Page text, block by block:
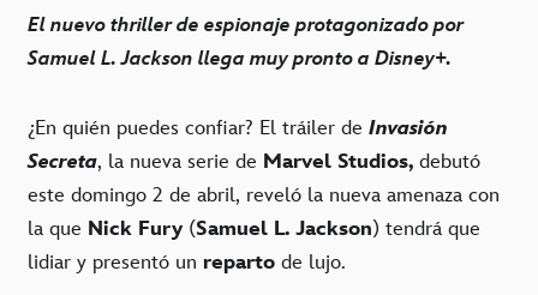
El nuevo thriller de espionaje protagonizado por
Samuel L. Jackson llega muy pronto a Disney+.
¿En quién puedes confiar? El tráiler de Invasión
Secreta, la nueva serie de Marvel Studios, debutó
este domingo 2 de abril, reveló la nueva amenaza con
la que Nick Fury (Samuel L. Jackson) tendrá que
lidiar y presentó un reparto de lujo.